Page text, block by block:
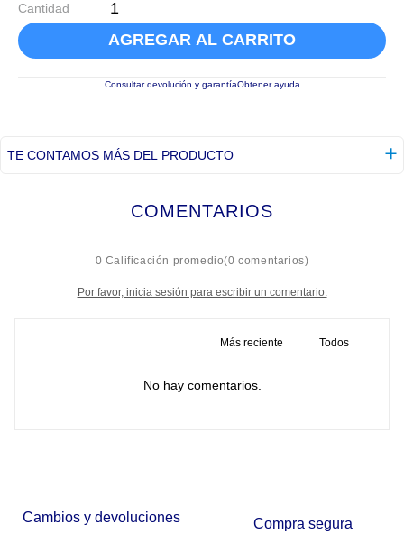
Cantidad
AGREGAR AL CARRITO
Consultar devolución y garantíaObtener ayuda
TE CONTAMOS MÁS DEL PRODUCTO
COMENTARIOS
0 Calificación promedio(0 comentarios)
Por favor, inicia sesión para escribir un comentario.
Más reciente Todos
No hay comentarios.
Cambios y devoluciones Compra segura